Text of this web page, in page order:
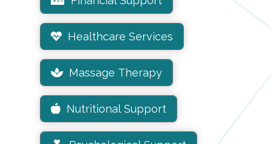
Healthcare Services
Massage Therapy
Nutritional Support